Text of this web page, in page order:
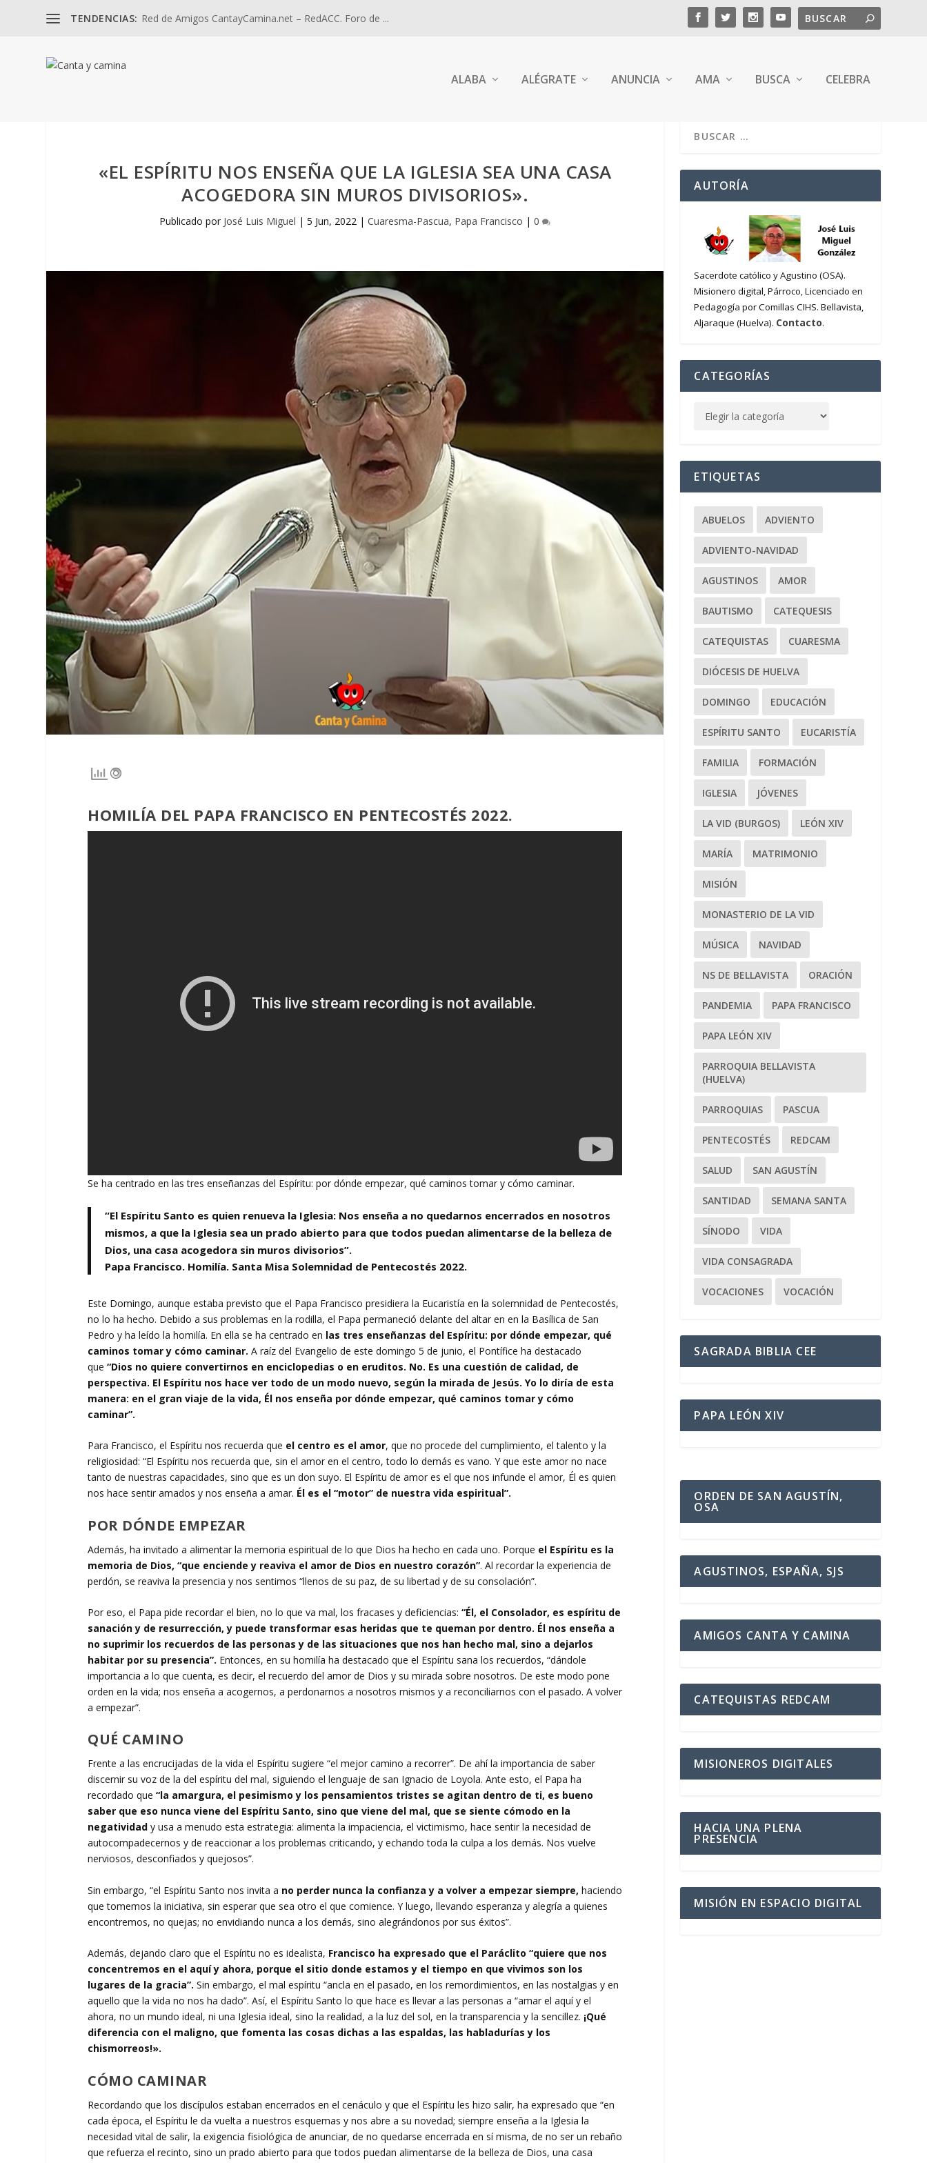
TENDENCIAS: Red de Amigos CantayCamina.net – RedACC. Foro de ...
ALABA ALÉGRATE ANUNCIA AMA BUSCA CELEBRA
«EL ESPÍRITU NOS ENSEÑA QUE LA IGLESIA SEA UNA CASA
ACOGEDORA SIN MUROS DIVISORIOS».
Publicado por José Luis Miguel |5 Jun, 2022 |Cuaresma-Pascua, Papa Francisco |0
HOMILÍA DEL PAPA FRANCISCO EN PENTECOSTÉS 2022.
Se ha centrado en las tres enseñanzas del Espíritu: por dónde empezar, qué caminos tomar y cómo caminar.
“El Espíritu Santo es quien renueva la Iglesia: Nos enseña a no quedarnos encerrados en nosotros
mismos, a que la Iglesia sea un prado abierto para que todos puedan alimentarse de la belleza de
Dios, una casa acogedora sin muros divisorios”.
Papa Francisco. Homilía. Santa Misa Solemnidad de Pentecostés 2022.
Este Domingo, aunque estaba previsto que el Papa Francisco presidiera la Eucaristía en la solemnidad de Pentecostés,
no lo ha hecho. Debido a sus problemas en la rodilla, el Papa permaneció delante del altar en en la Basílica de San
Pedro y ha leído la homilía. En ella se ha centrado en las tres enseñanzas del Espíritu: por dónde empezar, qué
caminos tomar y cómo caminar.A raíz del Evangelio de este domingo 5 de junio, el Pontífice ha destacado
que“Dios no quiere convertirnos en enciclopedias o en eruditos. No. Es una cuestión de calidad, de
perspectiva. El Espíritu nos hace ver todo de un modo nuevo, según la mirada de Jesús. Yo lo diría de esta
manera: en el gran viaje de la vida, Él nos enseña por dónde empezar, qué caminos tomar y cómo
caminar”.
Para Francisco, el Espíritu nos recuerda que el centro es el amor, que no procede del cumplimiento, el talento y la
religiosidad: “El Espíritu nos recuerda que, sin el amor en el centro, todo lo demás es vano. Y que este amor no nace
tanto de nuestras capacidades, sino que es un don suyo. El Espíritu de amor es el que nos infunde el amor, Él es quien
nos hace sentir amados y nos enseña a amar. Él es el “motor” de nuestra vida espiritual”.
POR DÓNDE EMPEZAR
Además, ha invitado a alimentar la memoria espiritual de lo que Dios ha hecho en cada uno. Porque el Espíritu es la
memoria de Dios, “que enciende y reaviva el amor de Dios en nuestro corazón”. Al recordar la experiencia de
perdón, se reaviva la presencia y nos sentimos “llenos de su paz, de su libertad y de su consolación”.
Por eso, el Papa pide recordar el bien, no lo que va mal, los fracases y deficiencias:“Él, el Consolador, es espíritu de
sanación y de resurrección, y puede transformar esas heridas que te queman por dentro. Él nos enseña a
no suprimir los recuerdos de las personas y de las situaciones que nos han hecho mal, sino a dejarlos
habitar por su presencia”. Entonces, en su homilía ha destacado que el Espíritu sana los recuerdos, “dándole
importancia a lo que cuenta, es decir, el recuerdo del amor de Dios y su mirada sobre nosotros. De este modo pone
orden en la vida; nos enseña a acogernos, a perdonarnos a nosotros mismos y a reconciliarnos con el pasado. A volver
a empezar”.
QUÉ CAMINO
Frente a las encrucijadas de la vida el Espíritu sugiere “el mejor camino a recorrer”. De ahí la importancia de saber
discernir su voz de la del espíritu del mal, siguiendo el lenguaje de san Ignacio de Loyola. Ante esto, el Papa ha
recordado que“la amargura, el pesimismo y los pensamientos tristes se agitan dentro de ti, es bueno
saber que eso nunca viene del Espíritu Santo, sino que viene del mal, que se siente cómodo en la
negatividady usa a menudo esta estrategia: alimenta la impaciencia, el victimismo, hace sentir la necesidad de
autocompadecernos y de reaccionar a los problemas criticando, y echando toda la culpa a los demás. Nos vuelve
nerviosos, desconfiados y quejosos”.
Sin embargo, “el Espíritu Santo nos invita a no perder nunca la confianza y a volver a empezar siempre,haciendo
que tomemos la iniciativa, sin esperar que sea otro el que comience. Y luego, llevando esperanza y alegría a quienes
encontremos, no quejas; no envidiando nunca a los demás, sino alegrándonos por sus éxitos”.
Además, dejando claro que el Espíritu no es idealista, Francisco ha expresado que el Paráclito “quiere que nos
concentremos en el aquí y ahora, porque el sitio donde estamos y el tiempo en que vivimos son los
lugares de la gracia”. Sin embargo, el mal espíritu “ancla en el pasado, en los remordimientos, en las nostalgias y en
aquello que la vida no nos ha dado”. Así, el Espíritu Santo lo que hace es llevar a las personas a “amar el aquí y el
ahora, no un mundo ideal, ni una Iglesia ideal, sino la realidad, a la luz del sol, en la transparencia y la sencillez. ¡Qué
diferencia con el maligno, que fomenta las cosas dichas a las espaldas, las habladurías y los
chismorreos!».
CÓMO CAMINAR
Recordando que los discípulos estaban encerrados en el cenáculo y que el Espíritu les hizo salir, ha expresado que “en
cada época, el Espíritu le da vuelta a nuestros esquemas y nos abre a su novedad; siempre enseña a la Iglesia la
necesidad vital de salir, la exigencia fisiológica de anunciar, de no quedarse encerrada en sí misma, de no ser un rebaño
que refuerza el recinto, sino un prado abierto para que todos puedan alimentarse de la belleza de Dios, una casa
AUTORÍA
Sacerdote católico y Agustino (OSA).
Misionero digital, Párroco, Licenciado en
Pedagogía por Comillas CIHS. Bellavista,
Aljaraque (Huelva). Contacto.
CATEGORÍAS
ETIQUETAS
ABUELOS ADVIENTO
ADVIENTO-NAVIDAD
AGUSTINOS AMOR
BAUTISMO CATEQUESIS
CATEQUISTAS CUARESMA
DIÓCESIS DE HUELVA
DOMINGO EDUCACIÓN
ESPÍRITU SANTO EUCARISTÍA
FAMILIA FORMACIÓN
IGLESIA JÓVENES
LA VID (BURGOS) LEÓN XIV
MARÍA MATRIMONIO
MISIÓN
MONASTERIO DE LA VID
MÚSICA NAVIDAD
NS DE BELLAVISTA ORACIÓN
PANDEMIA PAPA FRANCISCO
PAPA LEÓN XIV
PARROQUIA BELLAVISTA
(HUELVA)
PARROQUIAS PASCUA
PENTECOSTÉS REDCAM
SALUD SAN AGUSTÍN
SANTIDAD SEMANA SANTA
SÍNODO VIDA
VIDA CONSAGRADA
VOCACIONES VOCACIÓN
SAGRADA BIBLIA CEE
PAPA LEÓN XIV
ORDEN DE SAN AGUSTÍN,
OSA
AGUSTINOS, ESPAÑA, SJS
AMIGOS CANTA Y CAMINA
CATEQUISTAS REDCAM
MISIONEROS DIGITALES
HACIA UNA PLENA
PRESENCIA
MISIÓN EN ESPACIO DIGITAL